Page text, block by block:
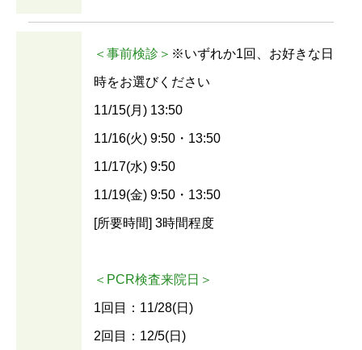
＜事前検診＞ ※いずれか1回、お好きな日
時をお選びください
11/15(月) 13:50
11/16(火) 9:50・13:50
11/17(水) 9:50
11/19(金) 9:50・13:50
[所要時間] 3時間程度
＜PCR検査来院日＞
1回目：11/28(日)
2回目：12/5(日)